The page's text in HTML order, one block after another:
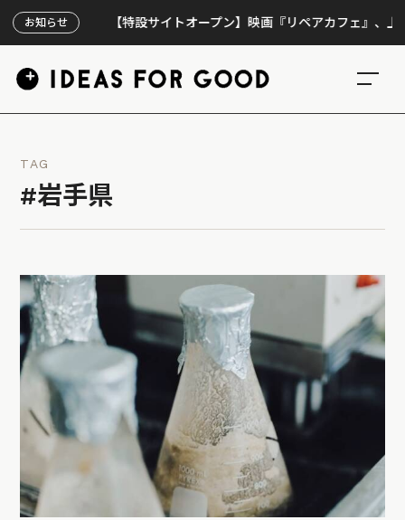
お知らせ【特設サイトオープン】映画『リペアカフェ』、上映300回
TAG
#岩手県